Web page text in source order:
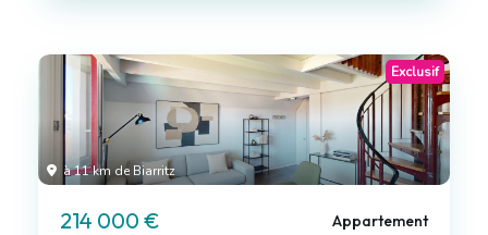
à 11 km de Biarritz
Exclusif
214 000 € Appartement